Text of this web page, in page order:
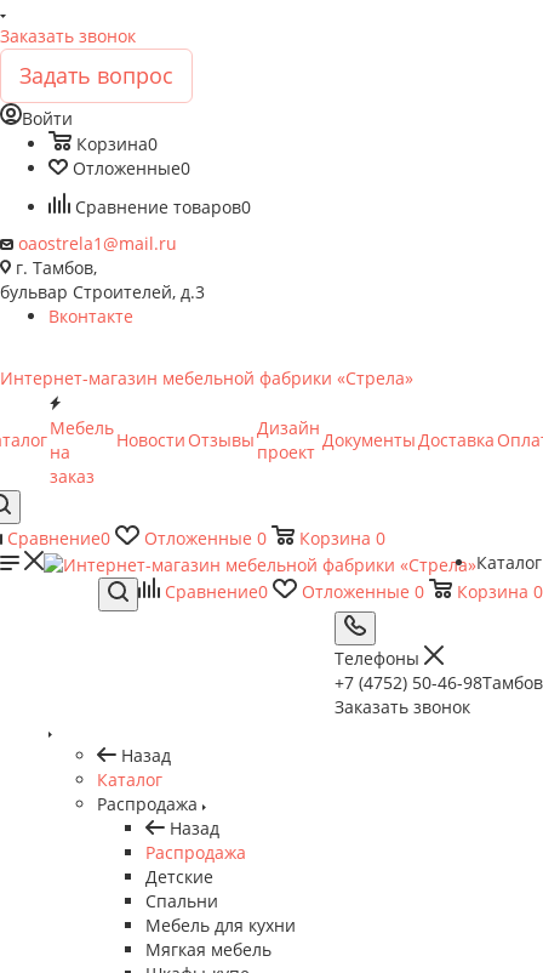
Заказать звонок
Задать вопрос
Войти
Корзина0
Отложенные0
Сравнение товаров0
oaostrela1@mail.ru
г. Тамбов,
бульвар Строителей, д.3
Вконтакте
Мебель
на
заказ
Новости Отзывы
Дизайн
проект
ДокументыДоставка
Сравнение0 Отложенные 0 Корзина 0
Сравнение0 Отложенные 0 Корзина 0
Телефоны
+7 (4752) 50-46-98Тамбов
Заказать звонок
Каталог
Назад
Каталог
Распродажа
Назад
Распродажа
Детские
Спальни
Мебель для кухни
Мягкая мебель